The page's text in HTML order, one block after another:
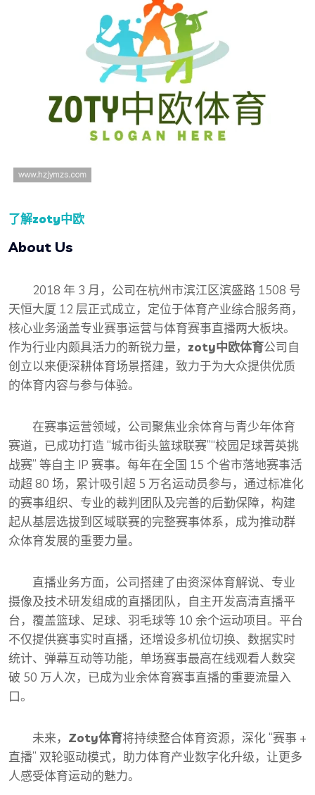
了解zoty中欧
About Us
2018 年 3 月，公司在杭州市滨江区滨盛路 1508 号
天恒大厦 12 层正式成立，定位于体育产业综合服务商，
核心业务涵盖专业赛事运营与体育赛事直播两大板块。
作为行业内颇具活力的新锐力量， zoty中欧体育公司自
创立以来便深耕体育场景搭建，致力于为大众提供优质
的体育内容与参与体验。
在赛事运营领域，公司聚焦业余体育与青少年体育
赛道，已成功打造 “城市街头篮球联赛”“校园足球菁英挑
战赛” 等自主 IP 赛事。每年在全国 15 个省市落地赛事活
动超 80 场，累计吸引超 5 万名运动员参与，通过标准化
的赛事组织、专业的裁判团队及完善的后勤保障，构建
起从基层选拔到区域联赛的完整赛事体系，成为推动群
众体育发展的重要力量。
直播业务方面，公司搭建了由资深体育解说、专业
摄像及技术研发组成的直播团队，自主开发高清直播平
台，覆盖篮球、足球、羽毛球等 10 余个运动项目。平台
不仅提供赛事实时直播，还增设多机位切换、数据实时
统计、弹幕互动等功能，单场赛事最高在线观看人数突
破 50 万人次，已成为业余体育赛事直播的重要流量入
口。
未来， Zoty体育将持续整合体育资源，深化 “赛事 +
直播” 双轮驱动模式，助力体育产业数字化升级，让更多
人感受体育运动的魅力。